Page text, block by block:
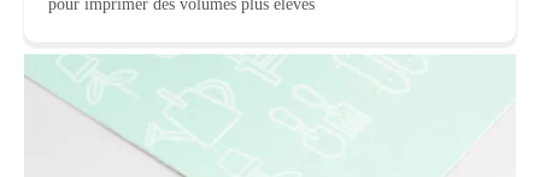
pour imprimer des volumes plus élevés